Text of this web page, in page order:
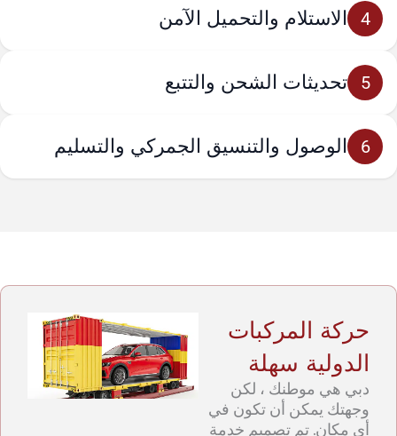
4 الاستلام والتحميل الآمن
5 تحديثات الشحن والتتبع
6 الوصول والتنسيق الجمركي والتسليم
حركة المركبات
الدولية سهلة
دبي هي موطنك ، لكن
وجهتك يمكن أن تكون في
أي مكان. تم تصميم خدمة